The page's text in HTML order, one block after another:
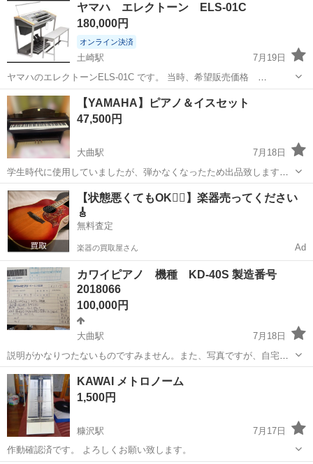
ヤマハ エレクトーン ELS-01C
180,000円
オンライン決済
土崎駅
7月19日
ヤマハのエレクトーンELS-01C です。 当時、希望販売価格
1,030,000円(税抜) 状態も良いです。 必要な方にお譲りします。 商
品 ELS-01C 色/仕上げ 本体 色 シルバーメタリック...
秋田 秋田市 鍵盤楽器、ピアノ エレクトーン
【YAMAHA】ピアノ＆イスセット
47,500円
大曲駅
7月18日
学生時代に使用していましたが、弾かなくなったため出品致します。
鍵盤の押し感は変わりなく、重みもあり正常です。 ペダルは使用して
おりませんでした。 左側の部分が剥げてしまっていますが、演奏には
秋田 大仙市 大曲駅 鍵盤楽器、ピアノ
【状態悪くてもOK🙆‍♀️】楽器売ってください
🎸
無料査定
楽器の買取屋さん Ad
カワイピアノ 機種 KD-40S 製造番号
2018066
100,000円
大曲駅
7月18日
説明がかなりつたないものですみません。また、写真ですが、自宅廊
下に置いているので、背景や、撮影者がピアノに反射してしまうた
め、上手に撮れませんでした。それを踏まえて見ていただけると幸い
です。 - ブランド: カワイ - 機...
秋田 大仙市
KAWAI メトロノーム
1,500円
糠沢駅
7月17日
作動確認済です。 よろしくお願い致します。